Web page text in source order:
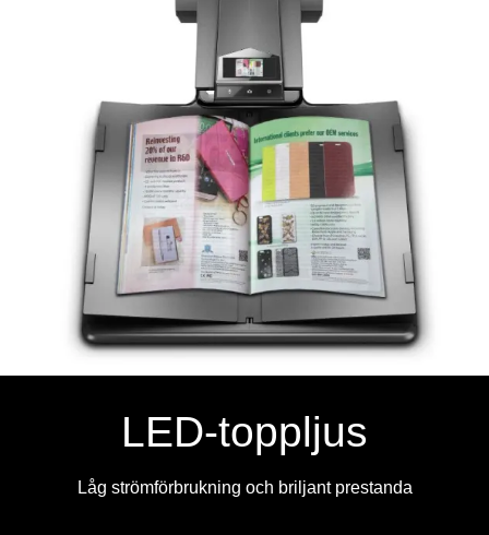
LED-toppljus
Låg strömförbrukning och briljant prestanda